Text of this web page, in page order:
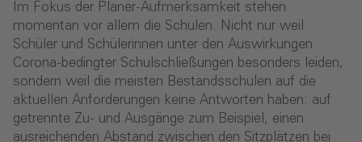
Im Fokus der Planer-Aufmerksamkeit stehen
momentan vor allem die Schulen. Nicht nur weil
Schüler und Schülerinnen unter den Auswirkungen
Corona-bedingter Schulschließungen besonders leiden,
sondern weil die meisten Bestandsschulen auf die
aktuellen Anforderungen keine Antworten haben: auf
getrennte Zu- und Ausgänge zum Beispiel, einen
ausreichenden Abstand zwischen den Sitzplätzen bei